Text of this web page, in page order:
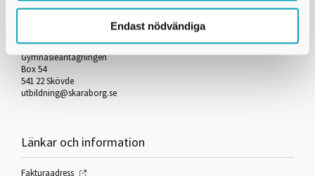
Endast nödvändiga
Kontakta oss
Skaraborgs Kommunalförbund
Gymnasieantagningen
Box 54
541 22 Skövde
utbildning@skaraborg.se
Länkar och information
Fakturaadress